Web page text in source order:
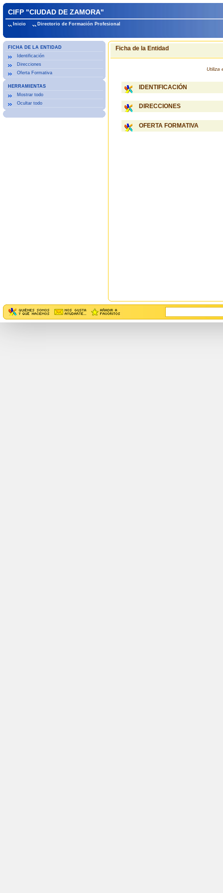
CIFP "CIUDAD DE ZAMORA"
Inicio Directorio de Formación Profesional
FICHA DE LA ENTIDAD
Identificación
Direcciones
Oferta Formativa
HERRAMIENTAS
Mostrar todo
Ocultar todo
Ficha de la Entidad
Utiliza
IDENTIFICACIÓN
DIRECCIONES
OFERTA FORMATIVA